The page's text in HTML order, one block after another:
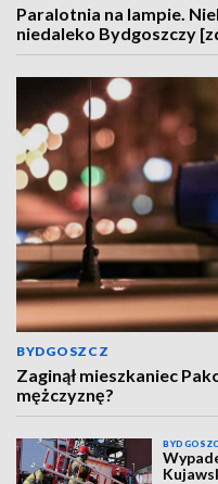
Paralotnia na lampie.
niedaleko Bydgoszczy
BYDGOSZCZ
Zaginął mieszkaniec
mężczyznę?